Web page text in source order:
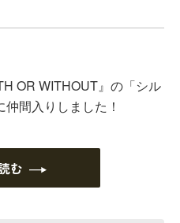
OR WITHOUT』の「シル
間入りしました！
む